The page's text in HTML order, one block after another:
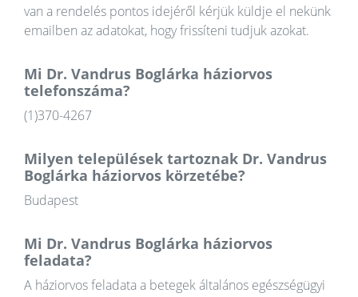
van a rendelés pontos idejéről kérjük küldje el nekünk
emailben az adatokat, hogy frissíteni tudjuk azokat.
Mi Dr. Vandrus Boglárka háziorvos
telefonszáma?
(1)370-4267
Milyen települések tartoznak Dr. Vandrus
Boglárka háziorvos körzetébe?
Budapest
Mi Dr. Vandrus Boglárka háziorvos
feladata?
A háziorvos feladata a betegek általános egészségügyi